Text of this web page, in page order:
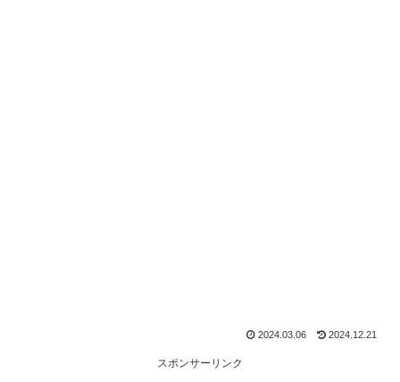
2024.03.06 2024.12.21
スポンサーリンク